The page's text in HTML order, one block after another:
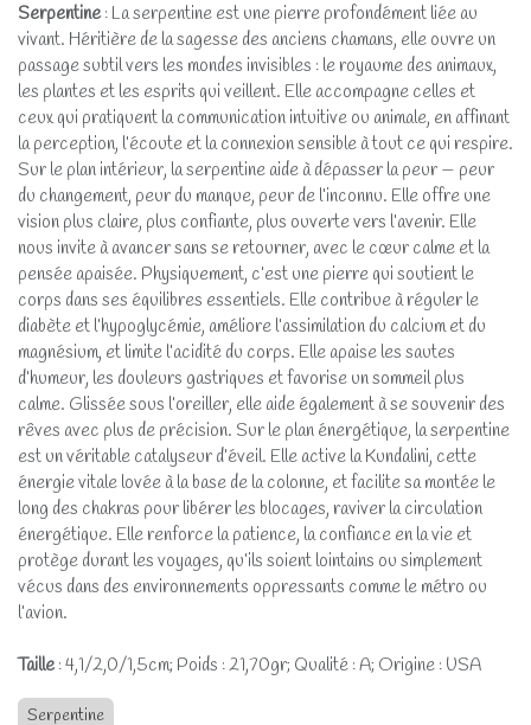
Serpentine : La serpentine est une pierre profondément liée au
vivant. Héritière de la sagesse des anciens chamans, elle ouvre un
passage subtil vers les mondes invisibles : le royaume des animaux,
les plantes et les esprits qui veillent. Elle accompagne celles et
ceux qui pratiquent la communication intuitive ou animale, en affinant
la perception, l’écoute et la connexion sensible à tout ce qui respire.
Sur le plan intérieur, la serpentine aide à dépasser la peur — peur
du changement, peur du manque, peur de l’inconnu. Elle offre une
vision plus claire, plus confiante, plus ouverte vers l’avenir. Elle
nous invite à avancer sans se retourner, avec le cœur calme et la
pensée apaisée. Physiquement, c’est une pierre qui soutient le
corps dans ses équilibres essentiels. Elle contribue à réguler le
diabète et l’hypoglycémie, améliore l’assimilation du calcium et du
magnésium, et limite l’acidité du corps. Elle apaise les sautes
d’humeur, les douleurs gastriques et favorise un sommeil plus
calme. Glissée sous l’oreiller, elle aide également à se souvenir des
rêves avec plus de précision. Sur le plan énergétique, la serpentine
est un véritable catalyseur d’éveil. Elle active la Kundalini, cette
énergie vitale lovée à la base de la colonne, et facilite sa montée le
long des chakras pour libérer les blocages, raviver la circulation
énergétique. Elle renforce la patience, la confiance en la vie et
protège durant les voyages, qu’ils soient lointains ou simplement
vécus dans des environnements oppressants comme le métro ou
l’avion.
Taille : 4,1/2,0/1,5cm; Poids : 21,70gr; Qualité : A; Origine : USA
Serpentine